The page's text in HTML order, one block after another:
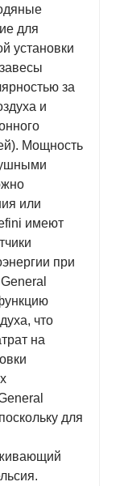
для
установки
за
и
Мощность
или
имеют
при
что
на
для